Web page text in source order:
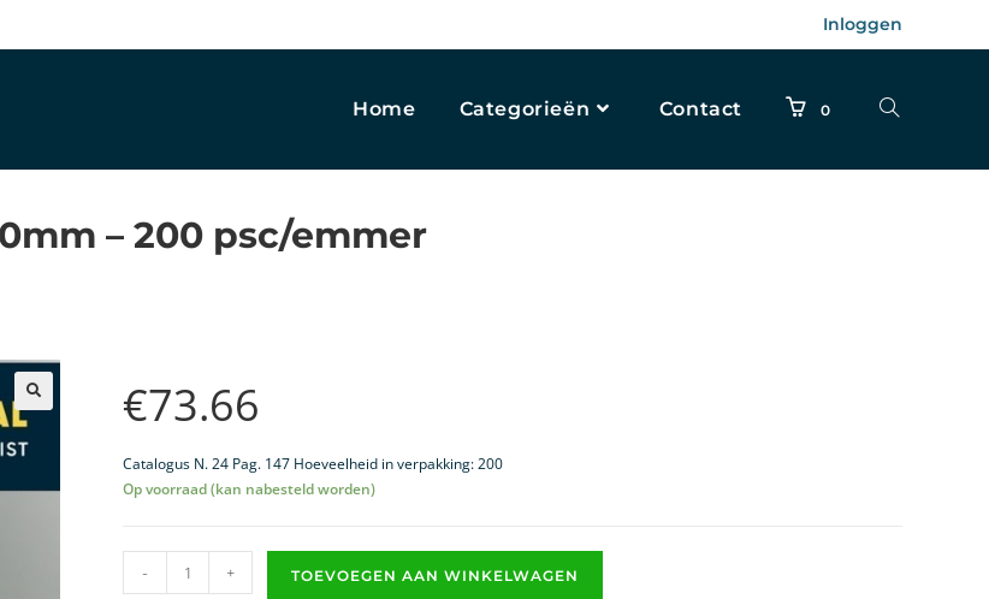
Inloggen
Home Categorieën Contact 0
– 200 psc/emmer
🔍 €73.66
Catalogus N. 24 Pag. 147 Hoeveelheid in verpakking: 200
Op voorraad (kan nabesteld worden)
- + TOEVOEGEN AAN WINKELWAGEN